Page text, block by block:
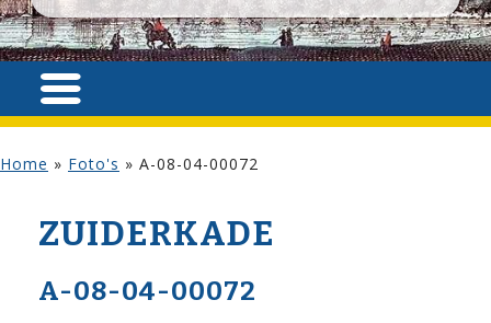
Home » Foto's » A-08-04-00072
ZUIDERKADE
A-08-04-00072